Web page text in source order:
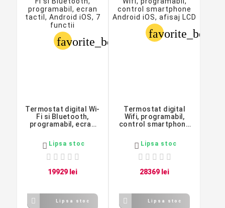
favorite_border
Termostat digital Wi-
Fi si Bluetooth,
programabil, ecran
functii
 Lipsa stoc
19929 lei
 Lipsa stoc
favorite_border
Termostat digital
Wifi, programabil,
control smartphone
 Lipsa stoc
28369 lei
 Lipsa stoc